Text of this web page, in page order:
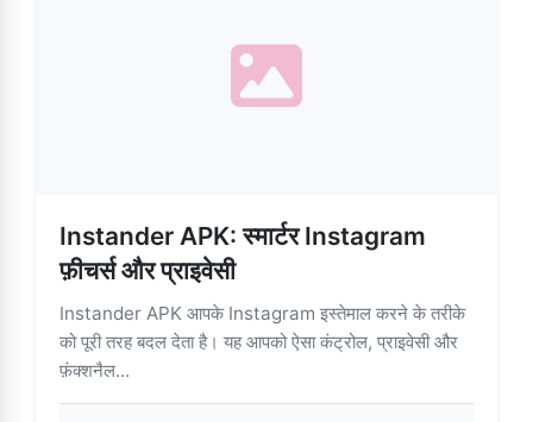
Instander APK: स्मार्टर Instagram
फ़ीचर्स और प्राइवेसी
Instander APK आपके Instagram इस्तेमाल करने के तरीके
को पूरी तरह बदल देता है। यह आपको ऐसा कंट्रोल, प्राइवेसी और
फ़ंक्शनैल...